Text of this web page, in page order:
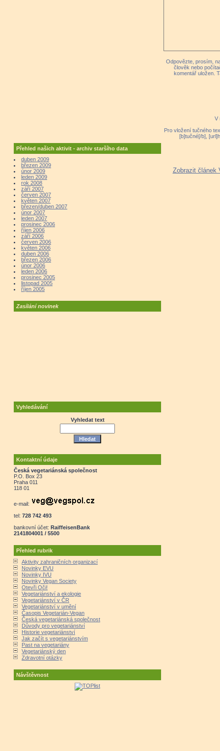
Přehled našich aktivit - archiv staršího data
duben 2009
březen 2009
únor 2009
leden 2009
rok 2008
září 2007
červen 2007
květen 2007
březen/duben 2007
únor 2007
leden 2007
prosinec 2006
říjen 2006
září 2006
červen 2006
květen 2006
duben 2006
březen 2006
únor 2006
leden 2006
prosinec 2005
listopad 2005
říjen 2005
Zasílání novinek
Vyhledávání
Vyhledat text
Kontaktní údaje
Česká vegetariánská společnost
P.O. Box 23
Praha 011
118 01
e-mail:
tel: 728 742 493
bankovní účet: RaiffeisenBank
2141804001 / 5500
Přehled rubrik
Aktivity zahraničních organizací
Novinky EVU
Novinky IVU
Novinky Vegan Society
Otevři Oči!
Vegetariánství a ekologie
Vegetariánství v ČR
Vegetariánství v umění
Časopis Vegetarián-Vegan
Česká vegetariánská společnost
Důvody pro vegetariánství
Historie vegetariánství
Jak začít s vegetariánstvím
Past na vegetariány
Vegetariánský den
Zdravotní otázky
Návštěvnost
Odpovězte, prosím,
člověk nebo
komentář uložen.
V
Pro vložení tučného
[b]tučné[/b],
Zobrazit článek